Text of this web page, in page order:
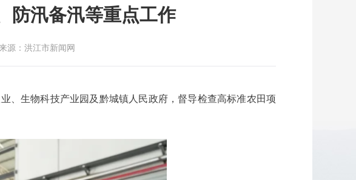
防汛备汛等重点工作
源：洪江市新闻网
、生物科技产业园及黔城镇人民政府，督导检查高标准农田项